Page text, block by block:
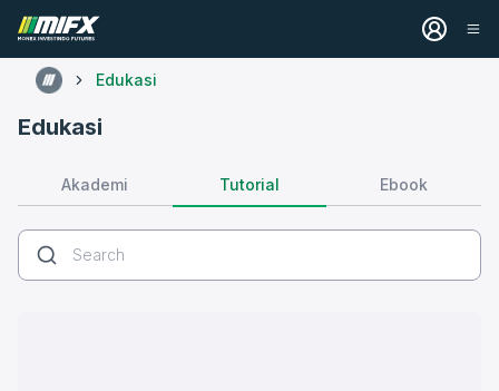
Edukasi
Edukasi
Akademi Tutorial Ebook